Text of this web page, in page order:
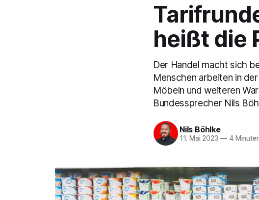
heißt die
Der Handel macht sich
Menschen arbeiten in
Möbeln und weiteren
Bundessprecher Nils
Nils Böhlke
11. Mai 2023 —4